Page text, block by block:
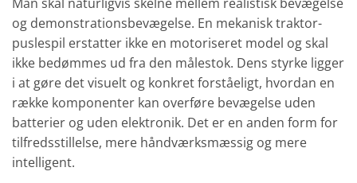
og demonstrationsbevægelse. En mekanisk traktor-
puslespil erstatter ikke en motoriseret model og skal
ikke bedømmes ud fra den målestok. Dens styrke ligger
i at gøre det visuelt og konkret forståeligt, hvordan en
række komponenter kan overføre bevægelse uden
batterier og uden elektronik. Det er en anden form for
tilfredsstillelse, mere håndværksmæssig og mere
intelligent.